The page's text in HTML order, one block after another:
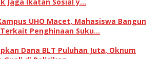
UHO Macet, Mahasiswa Bangun
Penghinaan Suku…
Dana BLT Puluhan Juta, Oknum